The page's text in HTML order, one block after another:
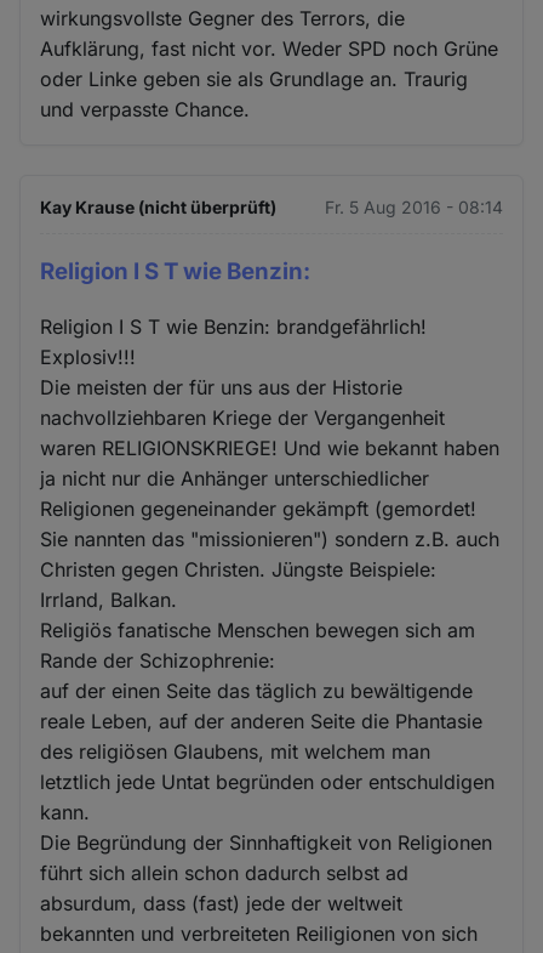
wirkungsvollste Gegner des Terrors, die
Aufklärung, fast nicht vor. Weder SPD noch Grüne
oder Linke geben sie als Grundlage an. Traurig
und verpasste Chance.
Kay Krause (nicht überprüft) Fr. 5 Aug 2016 - 08:14
Religion I S T wie Benzin:
Religion I S T wie Benzin: brandgefährlich!
Explosiv!!!
Die meisten der für uns aus der Historie
nachvollziehbaren Kriege der Vergangenheit
waren RELIGIONSKRIEGE! Und wie bekannt haben
ja nicht nur die Anhänger unterschiedlicher
Religionen gegeneinander gekämpft (gemordet!
Sie nannten das "missionieren") sondern z.B. auch
Christen gegen Christen. Jüngste Beispiele:
Irrland, Balkan.
Religiös fanatische Menschen bewegen sich am
Rande der Schizophrenie:
auf der einen Seite das täglich zu bewältigende
reale Leben, auf der anderen Seite die Phantasie
des religiösen Glaubens, mit welchem man
letztlich jede Untat begründen oder entschuldigen
kann.
Die Begründung der Sinnhaftigkeit von Religionen
führt sich allein schon dadurch selbst ad
absurdum, dass (fast) jede der weltweit
bekannten und verbreiteten Reiligionen von sich